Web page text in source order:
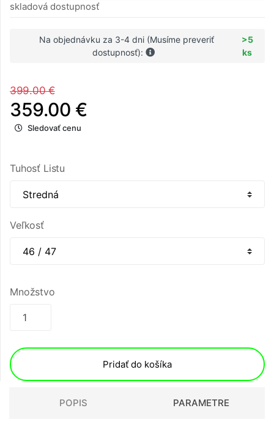
skladová dostupnosť
Na objednávku za 3-4 dni (Musíme preveriť
dostupnosť):
>5
ks
399.00 €
359.00 €
Sledovať cenu
Tuhosť Listu
Veľkosť
Množstvo
Pridať do košíka
POPIS PARAMETRE